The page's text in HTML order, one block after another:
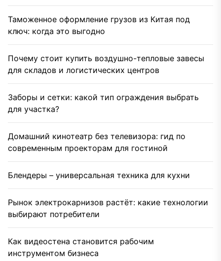
Таможенное оформление грузов из Китая под
ключ: когда это выгодно
Почему стоит купить воздушно-тепловые завесы
для складов и логистических центров
Заборы и сетки: какой тип ограждения выбрать
для участка?
Домашний кинотеатр без телевизора: гид по
современным проекторам для гостиной
Блендеры – универсальная техника для кухни
Рынок электрокарнизов растёт: какие технологии
выбирают потребители
Как видеостена становится рабочим
инструментом бизнеса